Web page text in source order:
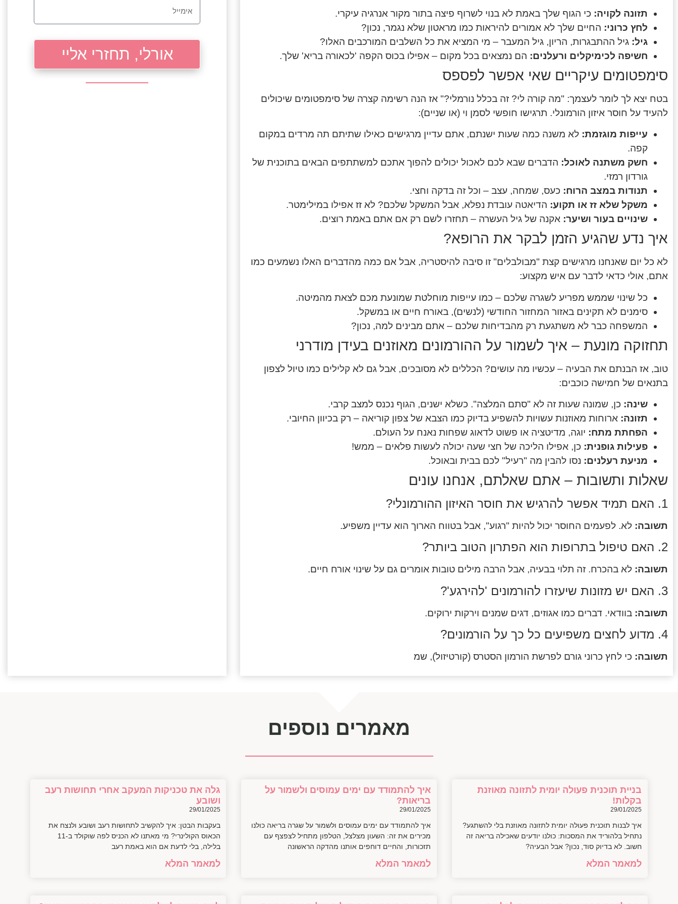
תזונה לקויה: כי הגוף שלך באמת לא בנוי לשרוף פיצה בתור מקור אנרגיה עיקרי.
לחץ כרוני: החיים שלך לא אמורים להיראות כמו מראטון שלא נגמר, נכון?
גיל: גיל ההתבגרות, הריון, גיל המעבר – מי המציא את כל השלבים המורכבים האלו?
חשיפה לכימיקלים ורעלנים: הם נמצאים בכל מקום – אפילו בכוס הקפה 'לכאורה בריא' שלך.
סימפטומים עיקריים שאי אפשר לפספס
בטח יצא לך לומר לעצמך: "מה קורה לי? זה בכלל נורמלי?" אז הנה רשימה קצרה של סימפטומים שיכולים
להעיד על חוסר איזון הורמונלי. תרגישו חופשי לסמן וי (או שניים):
עייפות מוגזמת: לא משנה כמה שעות ישנתם, אתם עדיין מרגישים כאילו שתיתם תה מרדים במקום
קפה.
חשק משתנה לאוכל: הדברים שבא לכם לאכול יכולים להפוך אתכם למשתתפים הבאים בתוכנית של
גורדון רמזי.
תנודות במצב הרוח: כעס, שמחה, עצב – וכל זה בדקה וחצי.
משקל שלא זז או תקוע: הדיאטה עובדת נפלא, אבל המשקל שלכם? לא זז אפילו במילימטר.
שינויים בעור ושיער: אקנה של גיל העשרה – תחזרו לשם רק אם אתם באמת רוצים.
איך נדע שהגיע הזמן לבקר את הרופא?
לא כל יום שאנחנו מרגישים קצת "מבולבלים" זו סיבה להיסטריה, אבל אם כמה מהדברים האלו נשמעים כמו
אתם, אולי כדאי לדבר עם איש מקצוע:
כל שינוי שממש מפריע לשגרה שלכם – כמו עייפות מוחלטת שמונעת מכם לצאת מהמיטה.
סימנים לא תקינים באזור המחזור החודשי (לנשים), באורח חיים או במשקל.
המשפחה כבר לא משתגעת רק מהבדיחות שלכם – אתם מבינים למה, נכון?
תחזוקה מונעת – איך לשמור על ההורמונים מאוזנים בעידן מודרני
טוב, אז הבנתם את הבעיה – עכשיו מה עושים? הכללים לא מסובכים, אבל גם לא קלילים כמו טיול לצפון
בתנאים של חמישה כוכבים:
שינה: כן, שמונה שעות זה לא "סתם המלצה". כשלא ישנים, הגוף נכנס למצב קרבי.
תזונה: ארוחות מאוזנות עשויות להשפיע בדיוק כמו הצבא של צפון קוריאה – רק בכיוון החיובי.
הפחתת מתח: יוגה, מדיטציה או פשוט לדאוג שפחות נאנח על העולם.
פעילות גופנית: כן, אפילו הליכה של חצי שעה יכולה לעשות פלאים – ממש!
מניעת רעלנים: נסו להבין מה "רעיל" לכם בבית ובאוכל.
שאלות ותשובות – אתם שאלתם, אנחנו עונים
1. האם תמיד אפשר להרגיש את חוסר האיזון ההורמונלי?
תשובה: לא. לפעמים החוסר יכול להיות "רגוע", אבל בטווח הארוך הוא עדיין משפיע.
2. האם טיפול בתרופות הוא הפתרון הטוב ביותר?
תשובה: לא בהכרח. זה תלוי בבעיה, אבל הרבה מילים טובות אומרים גם על שינוי אורח חיים.
3. האם יש מזונות שיעזרו להורמונים 'להירגע'?
תשובה: בוודאי. דברים כמו אגוזים, דגים שמנים וירקות ירוקים.
4. מדוע לחצים משפיעים כל כך על הורמונים?
תשובה: כי לחץ כרוני גורם לפרשת הורמון הסטרס (קורטיזול), שמ
אורלי, תחזרי אליי
מאמרים נוספים
בניית תוכנית פעולה יומית לתזונה מאוזנת
בקלות!
29/01/2025
איך לבנות תוכנית פעולה יומית לתזונה מאוזנת בלי להשתגע?
נתחיל בלהוריד את המסכות: כולנו יודעים שאכילה בריאה זה
חשוב. לא בדיוק סוד, נכון? אבל הבעיה?
למאמר המלא
איך להתמודד עם ימים עמוסים ולשמור על
בריאות?
29/01/2025
איך להתמודד עם ימים עמוסים ולשמור על שגרה בריאה כולנו
מכירים את זה: השעון מצלצל, הטלפון מתחיל לצפצף עם
תזכורות, והחיים דוחפים אותנו מהדקה הראשונה
למאמר המלא
גלה את טכניקות המעקב אחרי תחושות רעב
ושובע
29/01/2025
בעקבות הבטן: איך להקשיב לתחושות רעב ושובע ולנצח את
הכאוס הקולינרי? מי מאתנו לא הכניס לפה שוקולד ב-11
בלילה, בלי לדעת אם הוא באמת רעב
למאמר המלא